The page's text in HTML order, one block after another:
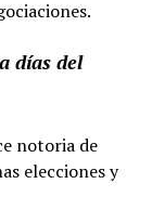
días del
notoria de
elecciones y